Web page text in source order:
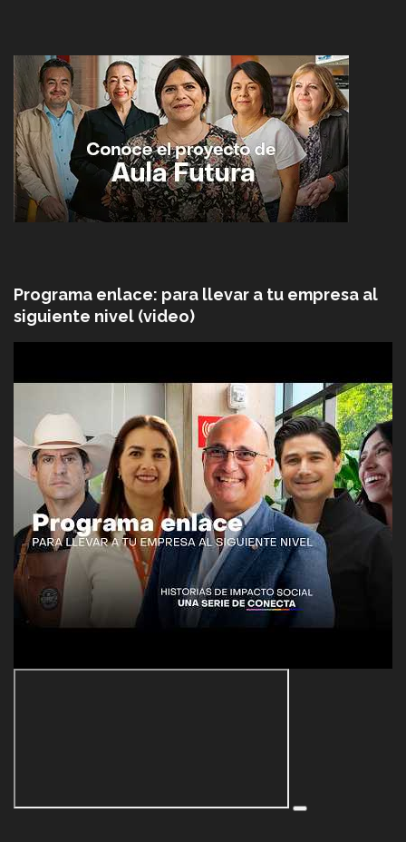
Programa enlace: para llevar a tu empresa al
siguiente nivel (video)